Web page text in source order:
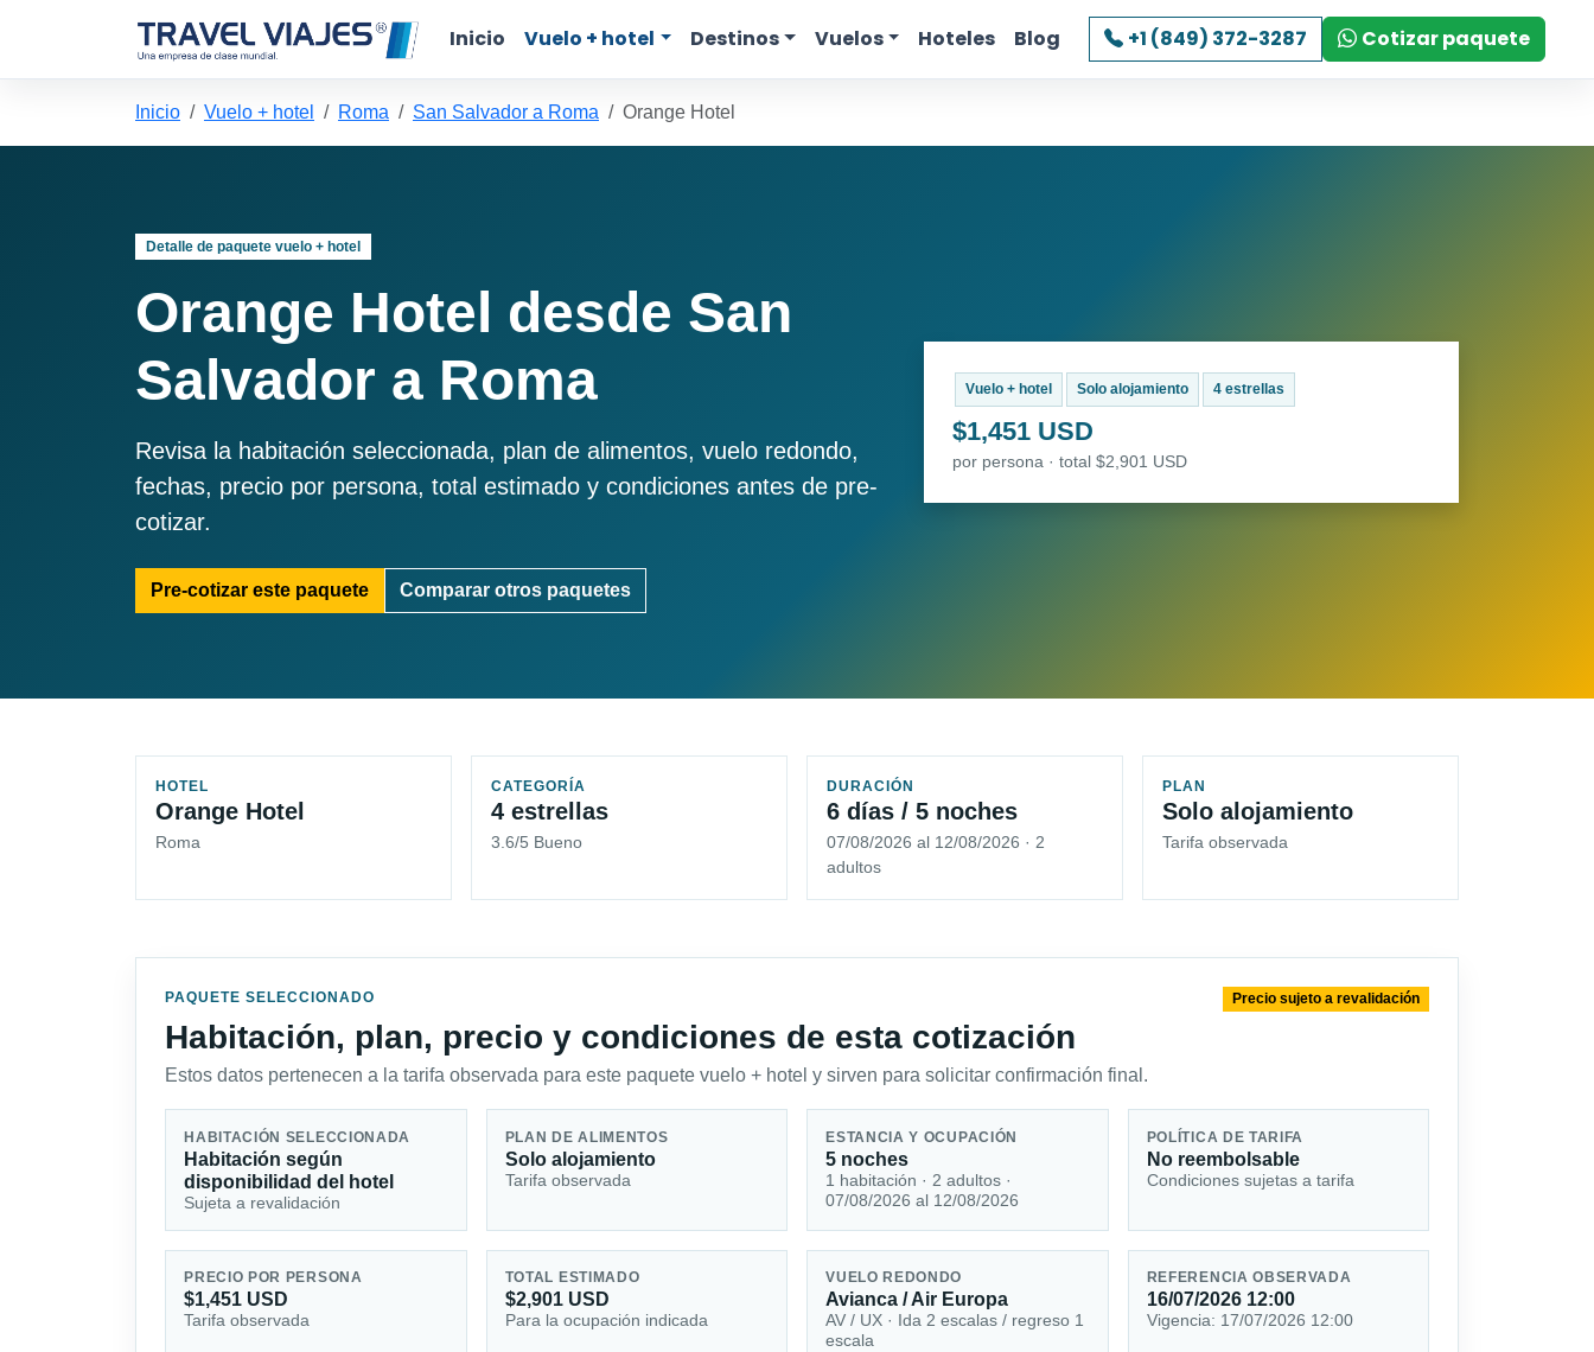
Inicio Vuelo + hotel Destinos Vuelos Hoteles Blog +1 (849) 372-3287 Cotizar paquete
Inicio Vuelo + hotel Roma San Salvador a Roma Orange Hotel
Detalle de paquete vuelo + hotel
Orange Hotel desde San
Salvador a Roma
Revisa la habitación seleccionada, plan de alimentos, vuelo redondo,
fechas, precio por persona, total estimado y condiciones antes de pre-
cotizar.
Pre-cotizar este paquete Comparar otros paquetes
Vuelo + hotel Solo alojamiento 4 estrellas
$1,451 USD
por persona · total $2,901 USD
HOTEL
Orange Hotel
Roma
CATEGORÍA
4 estrellas
3.6/5 Bueno
DURACIÓN
6 días / 5 noches
07/08/2026 al 12/08/2026 · 2
adultos
PLAN
Solo alojamiento
Tarifa observada
PAQUETE SELECCIONADO
Habitación, plan, precio y condiciones de esta cotización
Estos datos pertenecen a la tarifa observada para este paquete vuelo + hotel y sirven para solicitar confirmación final.
Precio sujeto a revalidación
HABITACIÓN SELECCIONADA
Habitación según
disponibilidad del hotel
Sujeta a revalidación
PLAN DE ALIMENTOS
Solo alojamiento
Tarifa observada
ESTANCIA Y OCUPACIÓN
5 noches
1 habitación · 2 adultos ·
07/08/2026 al 12/08/2026
POLÍTICA DE TARIFA
No reembolsable
Condiciones sujetas a tarifa
PRECIO POR PERSONA
$1,451 USD
Tarifa observada
TOTAL ESTIMADO
$2,901 USD
Para la ocupación indicada
VUELO REDONDO
Avianca / Air Europa
AV / UX · Ida 2 escalas / regreso 1
escala
REFERENCIA OBSERVADA
16/07/2026 12:00
Vigencia: 17/07/2026 12:00